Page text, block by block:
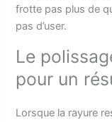
frotte pas plus de
pas d’user.
Le
pour un
Lorsque la rayure